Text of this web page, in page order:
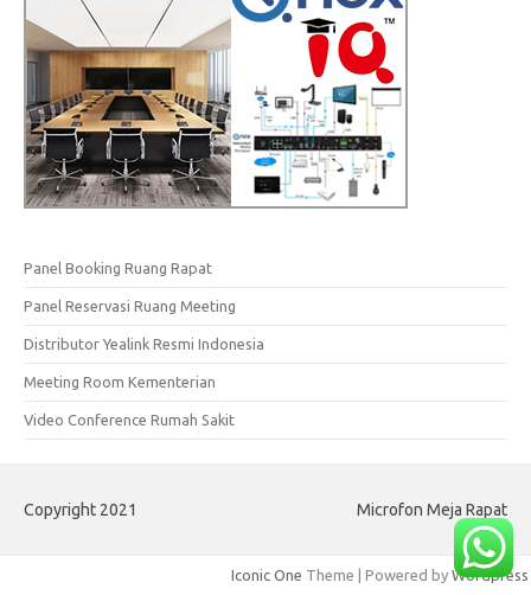
Panel Booking Ruang Rapat
Panel Reservasi Ruang Meeting
Distributor Yealink Resmi Indonesia
Meeting Room Kementerian
Video Conference Rumah Sakit
Copyright 2021 Microfon Meja Rapat
Iconic One Theme | Powered by Wordpress